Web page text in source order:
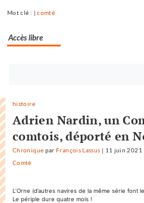
Mot clé : |comté
Accès libre
vous
maintenant
histoire
Adrien Nardin, un
comtois, déporté en
Chronique parFrançois Lassus | 11 juin 2021
Comté
L’Orne (d’autres navires de la même série font
Le périple dure quatre mois !